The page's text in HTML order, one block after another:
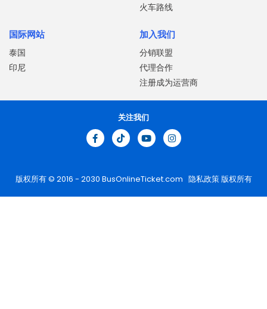
火车路线
国际网站
泰国
印尼
加入我们
分销联盟
代理合作
注册成为运营商
版权所有 © 2016 - 2030 BusOnlineTicket.com 隐私政策版权所有
关注我们